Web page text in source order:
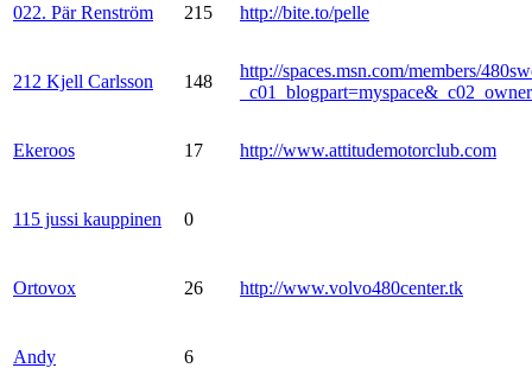
022. Pär Renström 215 http://bite.to/pelle
212 Kjell Carlsson 148
http://spaces.msn.com/members/
Ekeroos 17 http://www.attitudemotorclub.com
115 jussi kauppinen 0
Ortovox 26 http://www.volvo480center.tk
Andy 6